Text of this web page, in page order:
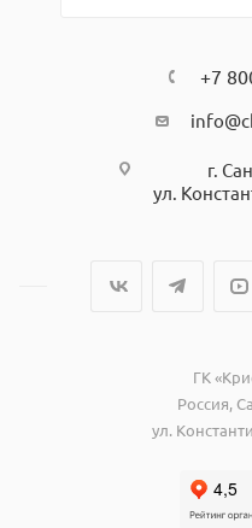
+7
г.
ул.
ГК
Россия,
ул.